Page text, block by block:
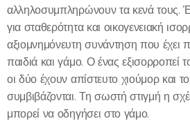
αλληλοσυμπληρώνουν τα κενά τους.
για σταθερότητα και οικογενειακή
αξιομνημόνευτη συνάντηση που έχει
παιδιά και γάμο. Ο ένας εξισορροπεί
οι δύο έχουν απίστευτο χιούμορ και
συμβιβάζονται. Τη σωστή στιγμή η
μπορεί να οδηγήσει στο γάμο.